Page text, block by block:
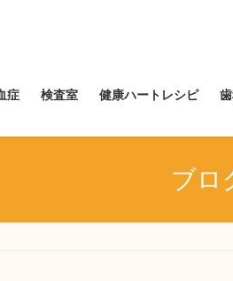
症 検査室 健康ハートレシピ
ブロ